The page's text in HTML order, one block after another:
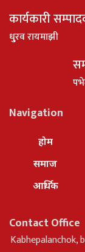
कार्यकारी
धु्रव रायमाझी
Navigation
होम
समाज
आर्थिक
Contact Office
Kabhepalanchok,